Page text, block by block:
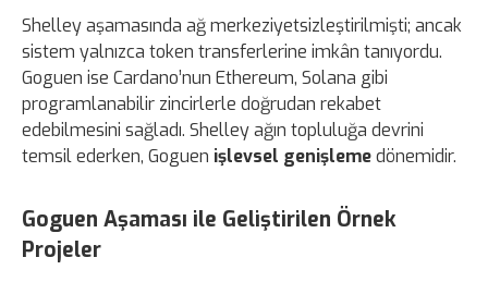
Shelley aşamasında ağ merkeziyetsizleştirilmişti; ancak
sistem yalnızca token transferlerine imkân tanıyordu.
Goguen ise Cardano’nun Ethereum, Solana gibi
programlanabilir zincirlerle doğrudan rekabet
edebilmesini sağladı. Shelley ağın topluluğa devrini
temsil ederken, Goguen işlevsel genişlemedönemidir.
Goguen Aşaması ile Geliştirilen Örnek
Projeler